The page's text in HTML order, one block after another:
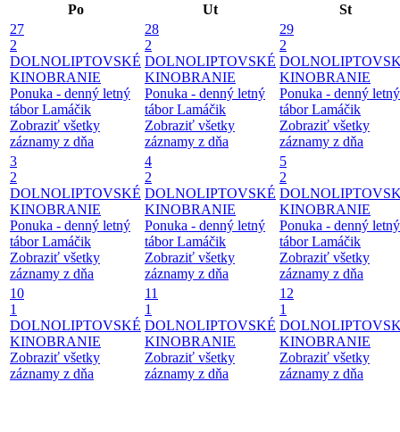
Po
Ut
St
27
2
DOLNOLIPTOVSKÉ
KINOBRANIE
Ponuka - denný letný
tábor Lamáčik
Zobraziť všetky
záznamy z dňa
28
2
DOLNOLIPTOVSKÉ
KINOBRANIE
Ponuka - denný letný
tábor Lamáčik
Zobraziť všetky
záznamy z dňa
29
2
KINOBRANIE
Ponuka - denný letný
tábor Lamáčik
Zobraziť všetky
záznamy z dňa
3
2
DOLNOLIPTOVSKÉ
KINOBRANIE
Ponuka - denný letný
tábor Lamáčik
Zobraziť všetky
záznamy z dňa
4
2
DOLNOLIPTOVSKÉ
KINOBRANIE
Ponuka - denný letný
tábor Lamáčik
Zobraziť všetky
záznamy z dňa
5
2
KINOBRANIE
Ponuka - denný letný
tábor Lamáčik
Zobraziť všetky
záznamy z dňa
10
1
DOLNOLIPTOVSKÉ
KINOBRANIE
Zobraziť všetky
záznamy z dňa
11
1
DOLNOLIPTOVSKÉ
KINOBRANIE
Zobraziť všetky
záznamy z dňa
12
1
KINOBRANIE
Zobraziť všetky
záznamy z dňa